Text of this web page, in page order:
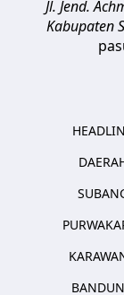
Jl. Jend.
Kabupaten